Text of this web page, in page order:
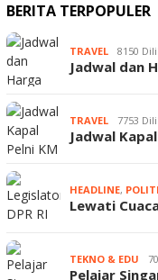
BERITA TERPOPULER
TRAVEL 8150
Jadwal dan
TRAVEL 7753
Jadwal
HEADLINE,
Lewati
TEKNO & EDU
Pelajar